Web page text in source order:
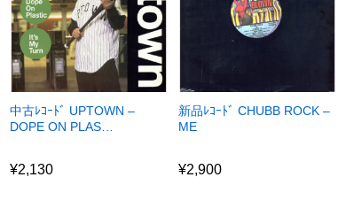
中古ﾚｺｰﾄﾞ UPTOWN –
DOPE ON PLAS…
¥2,130
新品ﾚｺｰﾄﾞ CHUBB ROCK –
ME
¥2,900